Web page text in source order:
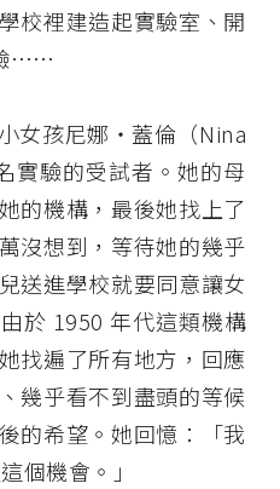
校裡建造起實驗室、開
⋯⋯
女孩尼娜・蓋倫（Nina
實驗的受試者。她的母
的機構，最後她找上了
沒想到，等待她的幾乎
送進學校就要同意讓女
於 1950 年代這類機構
找遍了所有地方，回應
幾乎看不到盡頭的等候
的希望。她回憶：「我
個機會。」